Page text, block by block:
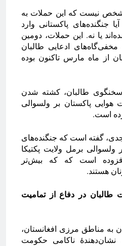
مشخص نیست که این حملات به
جنگنده‌های پاکستانی وارد
یا نه. این حملات، دومین
مخفی‌گاه‌های ادعایی طالبان
از ماه مارس تاکنون بوده
طالبان، کشته شدن
هوایی پاکستان بر ولسوالی
است.
روز چهارشنبه، ۵ جدی، گفته است که جنگنده‌های
ولسوالی برمل ولایت پکتیکا
است که که بیش‌تر
هستند.
در دفاع از تمامیت
به مناطق مرزی افغانستان،
نشان‌دهندهٔ ناکامی حکومت